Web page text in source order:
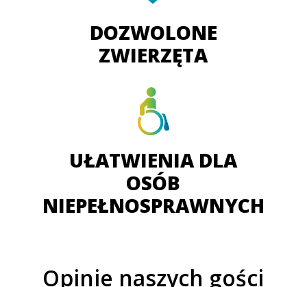
DOZWOLONE
ZWIERZĘTA
UŁATWIENIA DLA
OSÓB
NIEPEŁNOSPRAWNYCH
Opinie naszych gości